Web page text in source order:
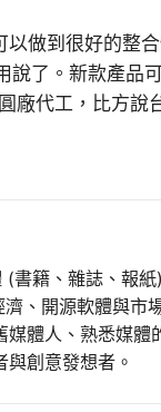
做到很好的整
說了。新款產品
廠代工，比方說
書籍、雜誌、報
、開源軟體與市
體人、熟悉媒體
創意發想者。